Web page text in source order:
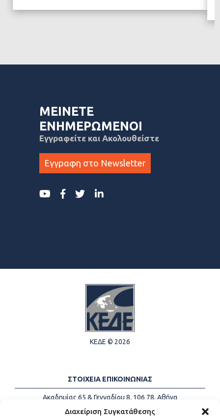
Διαχείριση Συγκατάθεσης
ΜΕΙΝΕΤΕ
ΕΝΗΜΕΡΩΜΕΝΟΙ
Εγγραφείτε και Ακολουθείστε
Εγγραφη στο Newsletter
ΚΕΔΕ © 2026
ΣΤΟΙΧΕΙΑ ΕΠΙΚΟΙΝΩΝΙΑΣ
Ακαδημίας 65 & Γενναδίου 8, 106 78, Αθήνα
Τηλέφωνα:
+30 213-2147500